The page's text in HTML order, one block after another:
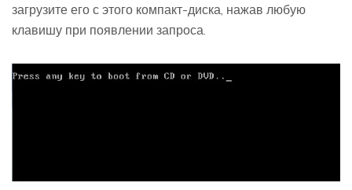
загрузите его с этого компакт-диска, нажав любую
клавишу при появлении запроса.